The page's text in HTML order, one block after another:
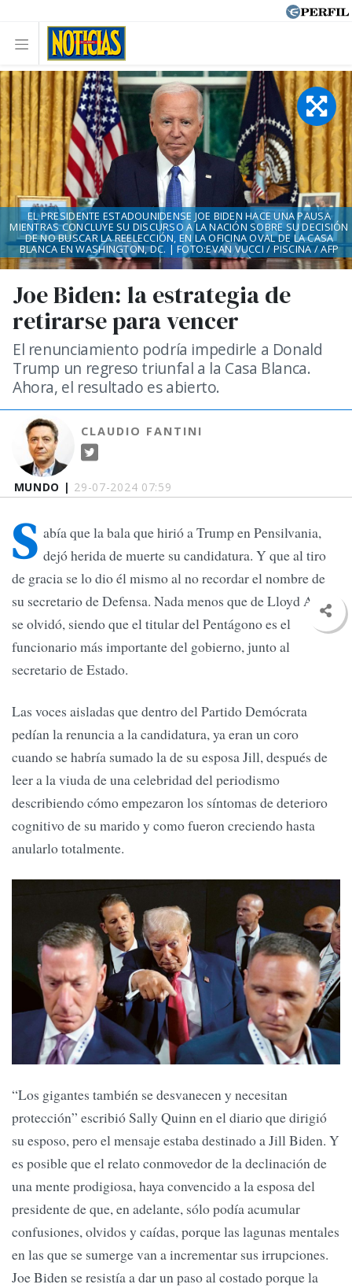
MUNDO | 29-07-2024 07:59
Joe Biden: la estrategia de
retirarse para vencer
El renunciamiento podría impedirle a Donald
Trump un regreso triunfal a la Casa Blanca.
Ahora, el resultado es abierto.
CLAUDIO FANTINI
EL PRESIDENTE ESTADOUNIDENSE JOE BIDEN HACE UNA PAUSA
MIENTRAS CONCLUYE SU DISCURSO A LA NACIÓN SOBRE SU DECISIÓN
DE NO BUSCAR LA REELECCIÓN, EN LA OFICINA OVAL DE LA CASA
BLANCA EN WASHINGTON, DC. | FOTO:EVAN VUCCI / PISCINA / AFP
S abía que la bala que hirió a Trump en Pensilvania,
dejó herida de muerte su candidatura. Y que al tiro
de gracia se lo dio él mismo al no recordar el nombre de
su secretario de Defensa. Nada menos que de Lloyd Austin
se olvidó, siendo que el titular del Pentágono es el
funcionario más importante del gobierno, junto al
secretario de Estado.
Las voces aisladas que dentro del Partido Demócrata
pedían la renuncia a la candidatura, ya eran un coro
cuando se habría sumado la de su esposa Jill, después de
leer a la viuda de una celebridad del periodismo
describiendo cómo empezaron los síntomas de deterioro
cognitivo de su marido y como fueron creciendo hasta
anularlo totalmente.
“Los gigantes también se desvanecen y necesitan
protección” escribió Sally Quinn en el diario que dirigió
su esposo, pero el mensaje estaba destinado a Jill Biden. Y
es posible que el relato conmovedor de la declinación de
una mente prodigiosa, haya convencido a la esposa del
presidente de que, en adelante, sólo podía acumular
confusiones, olvidos y caídas, porque las lagunas mentales
en las que se sumerge van a incrementar sus irrupciones.
Joe Biden se resistía a dar un paso al costado porque la